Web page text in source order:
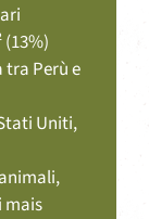
(13%)
tra Perù e
Uniti,
mais